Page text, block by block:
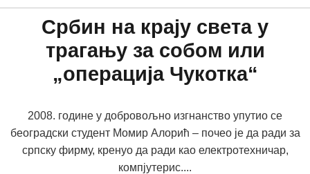
Србин на крају света у
трагању за собом или
„операција Чукотка“
2008. године у добровољно изгнанство упутио се
београдски студент Момир Алорић – почео је да ради за
српску фирму, кренуо да ради као електротехничар,
компјутерис....